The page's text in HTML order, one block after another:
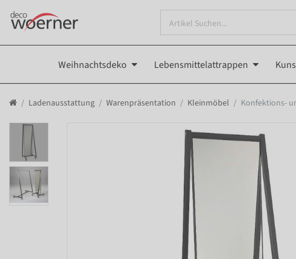
Weihnachtsdeko Lebensmittelattrappen
Ladenausstattung Warenpräsentation Kleinmöbel Konfektions-